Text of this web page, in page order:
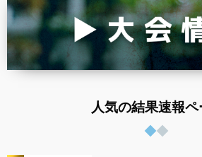
人気の結果速報ペ